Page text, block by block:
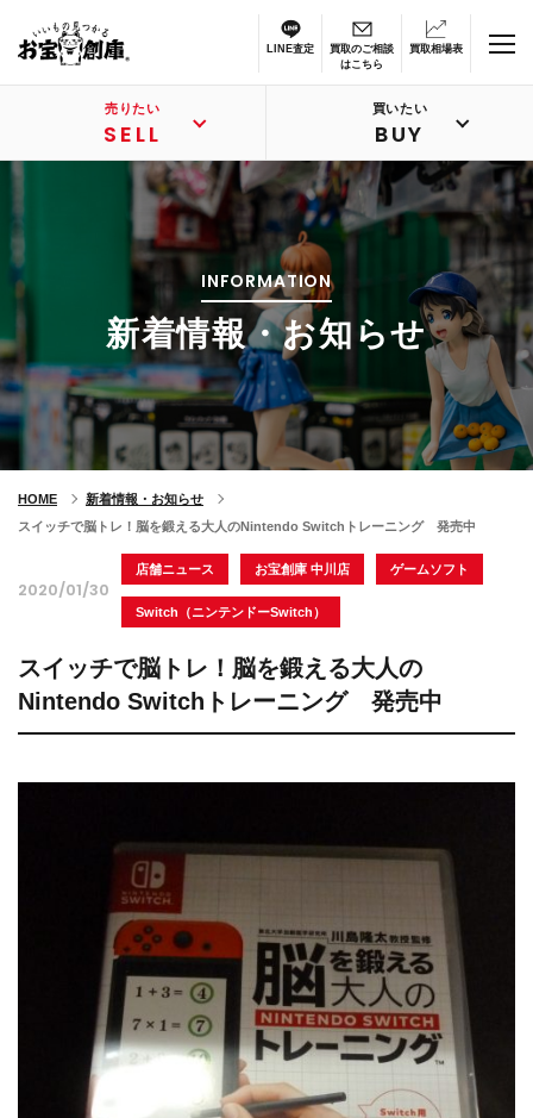
LINE査定
買取のご相談
はこちら
買取相場表
売りたい
SELL
買いたい
BUY
INFORMATION
新着情報・お知らせ
HOME
新着情報・お知らせ
スイッチで脳トレ！脳を鍛える大人のNintendo Switchトレーニング 発売中
2020/01/30
店舗ニュース お宝創庫 中川店 ゲームソフト
Switch（ニンテンドーSwitch）
スイッチで脳トレ！脳を鍛える大人の
Nintendo Switchトレーニング 発売中